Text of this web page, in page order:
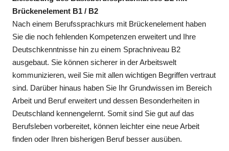
Brückenelement B1 / B2
Nach einem Berufssprachkurs mit Brückenelement haben
Sie die noch fehlenden Kompetenzen erweitert und Ihre
Deutschkenntnisse hin zu einem Sprachniveau B2
ausgebaut. Sie können sicherer in der Arbeitswelt
kommunizieren, weil Sie mit allen wichtigen Begriffen vertraut
sind. Darüber hinaus haben Sie Ihr Grundwissen im Bereich
Arbeit und Beruf erweitert und dessen Besonderheiten in
Deutschland kennengelernt. Somit sind Sie gut auf das
Berufsleben vorbereitet, können leichter eine neue ­Arbeit
finden oder Ihren bisherigen Beruf besser ausüben.